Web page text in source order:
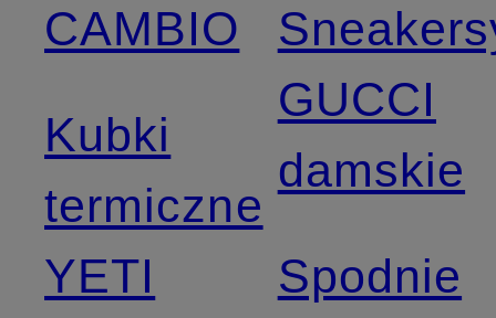
CAMBIO
Kubki
termiczne
YETI
GUCCI
damskie
Spodnie